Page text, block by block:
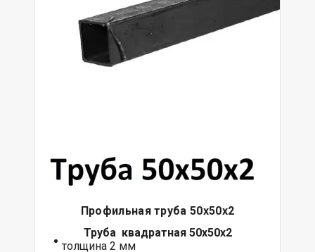
Профильная труба 50х50х2
Труба квадратная 50х50х2
толщина 2 мм